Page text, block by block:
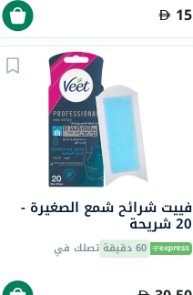
15
فييت شرائح شمع الصغيرة -
20 شريحة
60 دقيقة تصلك في